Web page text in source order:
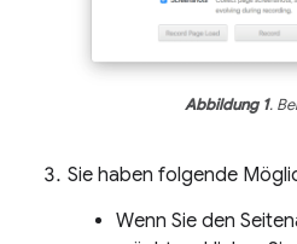
Abbildung 1.
Sie haben folgende
Wenn Sie den